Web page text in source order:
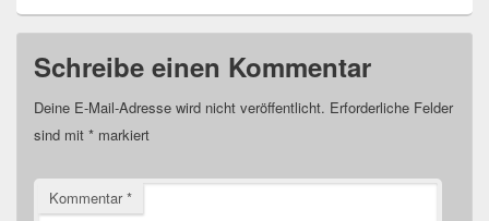
Schreibe einen Kommentar
Deine E-Mail-Adresse wird nicht veröffentlicht. Erforderliche Felder
sind mit * markiert
Kommentar*